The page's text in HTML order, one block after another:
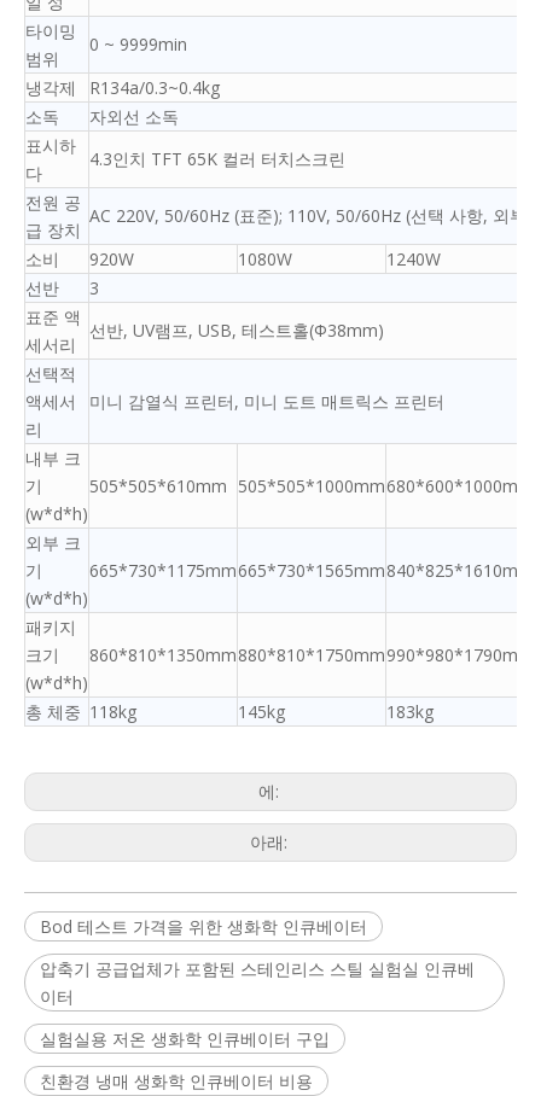
타이밍
범위
0 ~ 9999min
냉각제
R134a/0.3~0.4kg
소독
자외선 소독
표시하
다
4.3인치 TFT 65K 컬러 터치스크린
전원 공
급 장치
AC 220V, 50/60Hz (표준); 110V, 50/60Hz (선택 사항, 외부
소비
920W 1080W 1240W
선반
3
표준 액
세서리
선반, UV램프, USB, 테스트홀(Φ38mm)
선택적
액세서
리
미니 감열식 프린터, 미니 도트 매트릭스 프린터
내부 크
기
(w*d*h)
505*505*610mm 505*505*1000mm680*600*1000mm
외부 크
기
(w*d*h)
665*730*1175mm665*730*1565mm840*825*1610mm
패키지
크기
(w*d*h)
860*810*1350mm880*810*1750mm990*980*1790mm
총 체중 118kg 145kg 183kg
에:
아래:
Bod 테스트 가격을 위한 생화학 인큐베이터
압축기 공급업체가 포함된 스테인리스 스틸 실험실 인큐베
이터
실험실용 저온 생화학 인큐베이터 구입
친환경 냉매 생화학 인큐베이터 비용